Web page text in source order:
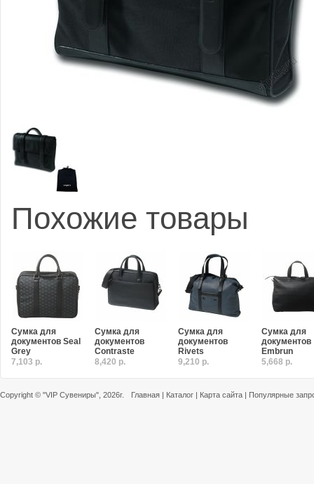
Похожие товары
Сумка для
документов Seal
Grey
7,103 р.
Сумка для
документов
Contraste
8,420 р.
Сумка для
документов
Rivets
9,210 р.
Сумка для
документов
Embrun
5,668 р.
Copyright © "VIP Сувениры" , 2026г. Главная | Каталог | Карта сайта | Популярные